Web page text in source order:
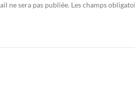
ne sera pas publiée. Les champs